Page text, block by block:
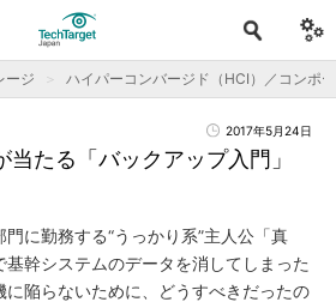
ージ ハイパーコンバージド（HCI）／コンポ
2017年5月24日
たる「バックアップ入門」
に勤務する“うっかり系”主人公「真
基幹システムのデータを消してしまった
陥らないために、どうすべきだったの